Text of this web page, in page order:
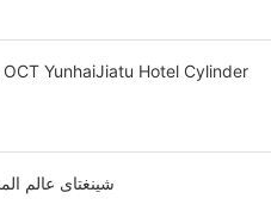
YunhaiJiatu Hotel Cylinder
شينغتاى عالم